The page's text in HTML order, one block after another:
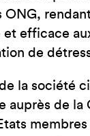
ONG,
et efficace
de
la société
auprès de la
membres